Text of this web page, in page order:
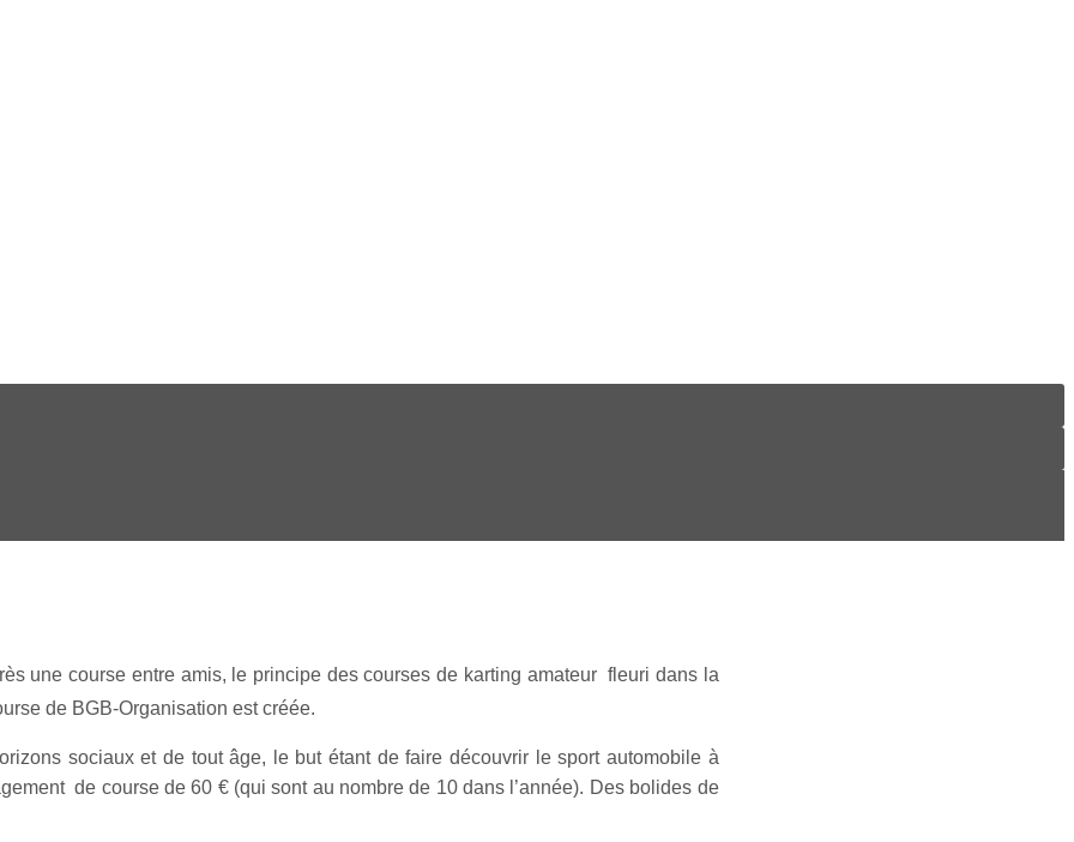
une course entre amis, le principe des courses de karting amateur fleuri dans la
de BGB-Organisation est créée.
sociaux et de tout âge, le but étant de faire découvrir le sport automobile à
de course de 60 € (qui sont au nombre de 10 dans l’année). Des bolides de